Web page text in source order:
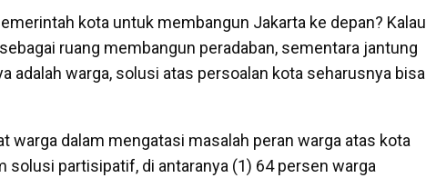
kota untuk membangun Jakarta ke depan? Kalau
ruang membangun peradaban, sementara jantung
adalah warga, solusi atas persoalan kota seharusnya bisa
warga dalam mengatasi masalah peran warga atas kota
solusi partisipatif, di antaranya (1) 64 persen warga